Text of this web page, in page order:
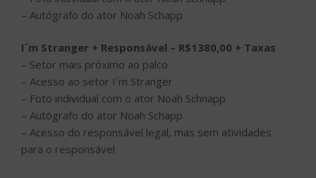
– Autógrafo do ator Noah Schapp
I´m Stranger + Responsável – R$1380,00 + Taxas
– Setor mais próximo ao palco
– Acesso ao setor I´m Stranger
– Foto individual com o ator Noah Schnapp
– Autógrafo do ator Noah Schapp
– Acesso do responsável legal, mas sem atividades
para o responsável